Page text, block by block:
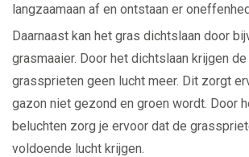
langzaamaan af en ontstaan er
Daarnaast kan het gras dichtslaan door
grasmaaier. Door het dichtslaan krijgen
grassprieten geen lucht meer. Dit zorgt
gazon niet gezond en groen wordt. Door
beluchten zorg je ervoor dat de
voldoende lucht krijgen.